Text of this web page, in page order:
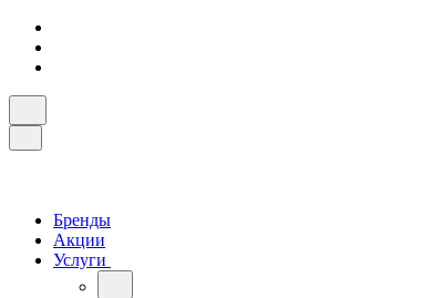
Бренды
Акции
Услуги